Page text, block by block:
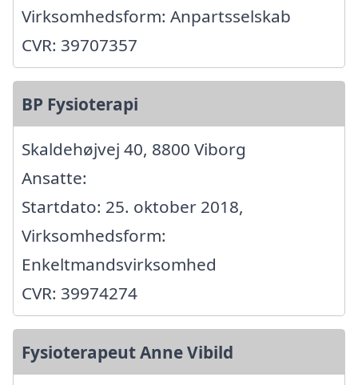
Virksomhedsform: Anpartsselskab
CVR: 39707357
BP Fysioterapi
Skaldehøjvej 40, 8800 Viborg
Ansatte:
Startdato: 25. oktober 2018,
Virksomhedsform:
Enkeltmandsvirksomhed
CVR: 39974274
Fysioterapeut Anne Vibild